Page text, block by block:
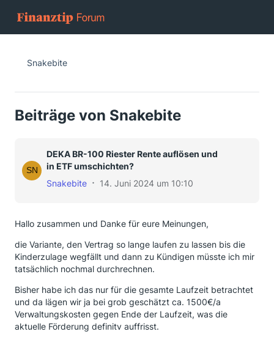
Snakebite
Beiträge von Snakebite
DEKA BR-100 Riester Rente auflösen und
in ETF umschichten?
Snakebite
14. Juni 2024 um 10:10
Hallo zusammen und Danke für eure Meinungen,
die Variante, den Vertrag so lange laufen zu lassen bis die
Kinderzulage wegfällt und dann zu Kündigen müsste ich mir
tatsächlich nochmal durchrechnen.
Bisher habe ich das nur für die gesamte Laufzeit betrachtet
und da lägen wir ja bei grob geschätzt ca. 1500€/a
Verwaltungskosten gegen Ende der Laufzeit, was die
aktuelle Förderung definitv auffrisst.